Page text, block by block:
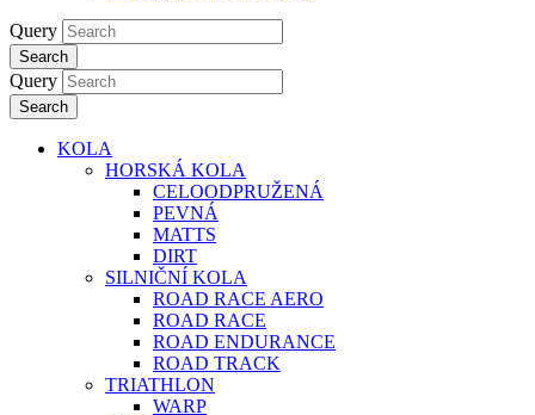
Query
Search
Query
Search
KOLA
HORSKÁ KOLA
CELOODPRUŽENÁ
PEVNÁ
MATTS
DIRT
SILNIČNÍ KOLA
ROAD RACE AERO
ROAD RACE
ROAD ENDURANCE
ROAD TRACK
TRIATHLON
WARP